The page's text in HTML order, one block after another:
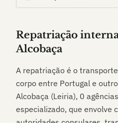
Repatriação
Alcobaça
A repatriação é o
corpo entre Portugal e
Alcobaça (Leiria), 0
especializado, que envolve